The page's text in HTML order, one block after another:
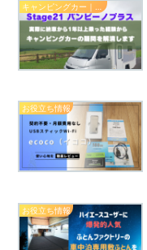
お役立ち情報
お役立ち情報